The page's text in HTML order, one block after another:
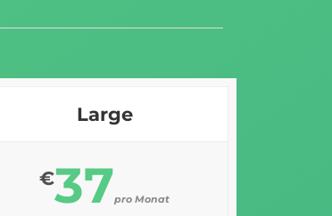
Large
€37pro Monat